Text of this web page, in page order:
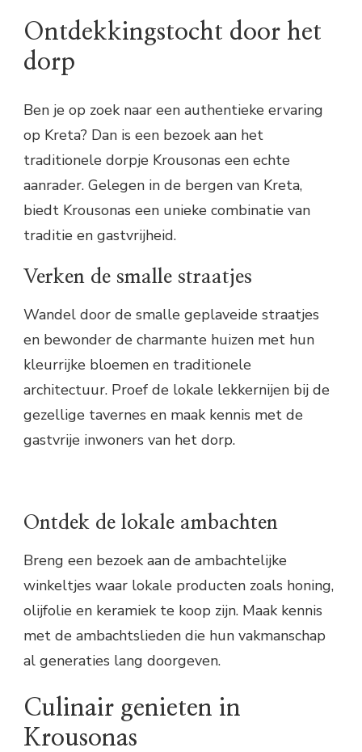
Ontdekkingstocht door het
dorp
Ben je op zoek naar een authentieke ervaring
op Kreta? Dan is een bezoek aan het
traditionele dorpje Krousonas een echte
aanrader. Gelegen in de bergen van Kreta,
biedt Krousonas een unieke combinatie van
traditie en gastvrijheid.
Verken de smalle straatjes
Wandel door de smalle geplaveide straatjes
en bewonder de charmante huizen met hun
kleurrijke bloemen en traditionele
architectuur. Proef de lokale lekkernijen bij de
gezellige tavernes en maak kennis met de
gastvrije inwoners van het dorp.
Ontdek de lokale ambachten
Breng een bezoek aan de ambachtelijke
winkeltjes waar lokale producten zoals honing,
olijfolie en keramiek te koop zijn. Maak kennis
met de ambachtslieden die hun vakmanschap
al generaties lang doorgeven.
Culinair genieten in
Krousonas